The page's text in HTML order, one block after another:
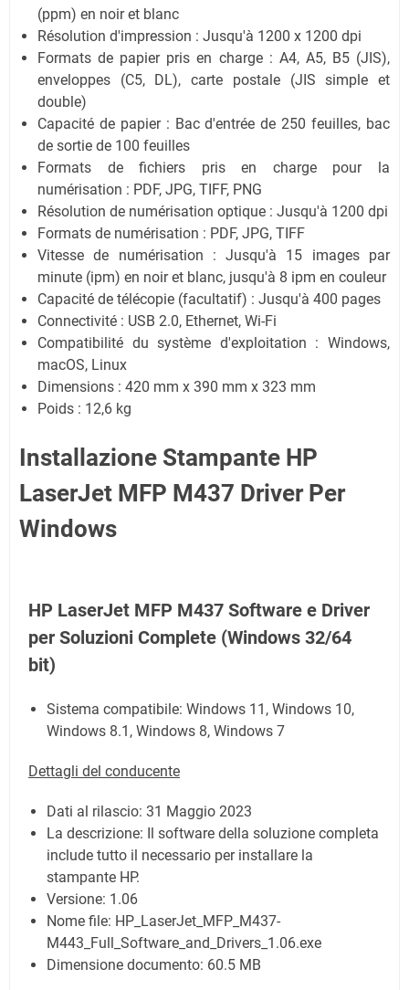
(ppm) en noir et blanc
Résolution d'impression : Jusqu'à 1200 x 1200 dpi
Formats de papier pris en charge : A4, A5, B5 (JIS),
enveloppes (C5, DL), carte postale (JIS simple et
double)
Capacité de papier : Bac d'entrée de 250 feuilles, bac
de sortie de 100 feuilles
Formats de fichiers pris en charge pour la
numérisation : PDF, JPG, TIFF, PNG
Résolution de numérisation optique : Jusqu'à 1200 dpi
Formats de numérisation : PDF, JPG, TIFF
Vitesse de numérisation : Jusqu'à 15 images par
minute (ipm) en noir et blanc, jusqu'à 8 ipm en couleur
Capacité de télécopie (facultatif) : Jusqu'à 400 pages
Connectivité : USB 2.0, Ethernet, Wi-Fi
Compatibilité du système d'exploitation : Windows,
macOS, Linux
Dimensions : 420 mm x 390 mm x 323 mm
Poids : 12,6 kg
Installazione Stampante HP
LaserJet MFP M437 Driver Per
Windows
HP LaserJet MFP M437 Software e Driver
per Soluzioni Complete (Windows 32/64
bit)
Sistema compatibile: Windows 11, Windows 10,
Windows 8.1, Windows 8, Windows 7
Dettagli del conducente
Dati al rilascio: 31 Maggio 2023
La descrizione: Il software della soluzione completa
include tutto il necessario per installare la
stampante HP.
Versione: 1.06
Nome file: HP_LaserJet_MFP_M437-
M443_Full_Software_and_Drivers_1.06.exe
Dimensione documento: 60.5 MB